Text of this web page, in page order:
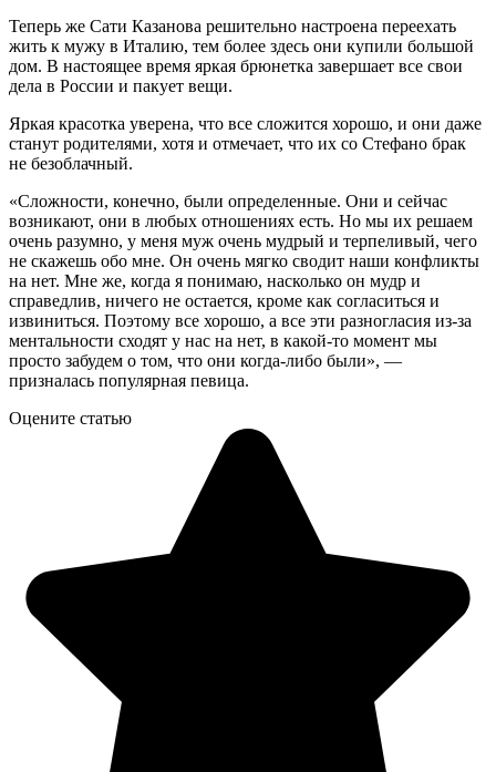
Теперь же Сати Казанова решительно настроена переехать
жить к мужу в Италию, тем более здесь они купили большой
дом. В настоящее время яркая брюнетка завершает все свои
дела в России и пакует вещи.
Яркая красотка уверена, что все сложится хорошо, и они даже
станут родителями, хотя и отмечает, что их со Стефано брак
не безоблачный.
«Сложности, конечно, были определенные. Они и сейчас
возникают, они в любых отношениях есть. Но мы их решаем
очень разумно, у меня муж очень мудрый и терпеливый, чего
не скажешь обо мне. Он очень мягко сводит наши конфликты
на нет. Мне же, когда я понимаю, насколько он мудр и
справедлив, ничего не остается, кроме как согласиться и
извиниться. Поэтому все хорошо, а все эти разногласия из-за
ментальности сходят у нас на нет, в какой-то момент мы
просто забудем о том, что они когда-либо были», —
призналась популярная певица.
Оцените статью